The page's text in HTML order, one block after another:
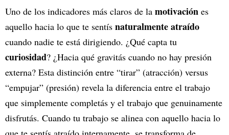
Uno de los indicadores más claros de la motivación es
aquello hacia lo que te sentís naturalmente atraído
cuando nadie te está dirigiendo. ¿Qué capta tu
curiosidad? ¿Hacia qué gravitás cuando no hay presión
externa? Esta distinción entre “tirar” (atracción) versus
“empujar” (presión) revela la diferencia entre el trabajo
que simplemente completás y el trabajo que genuinamente
disfrutás. Cuando tu trabajo se alinea con aquello hacia lo